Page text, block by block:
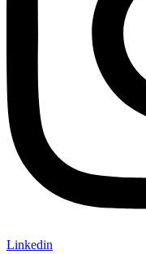
Linkedin